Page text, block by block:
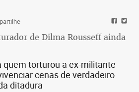
de Dilma Rousseff ainda
quem torturou a ex-militante
cenas de verdadeiro
ditadura